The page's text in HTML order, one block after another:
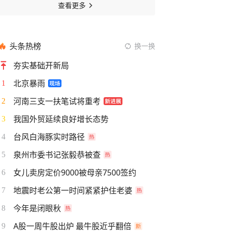
查看更多
头条热榜 换一换
夯实基础开新局
1 北京暴雨
2 河南三支一扶笔试将重考
3 我国外贸延续良好增长态势
4 台风白海豚实时路径
5 泉州市委书记张毅恭被查
6 女儿卖房定价9000被母亲7500签约
7 地震时老公第一时间紧紧护住老婆
8 今年是闭眼秋
9 A股一周牛股出炉 最牛股近乎翻倍